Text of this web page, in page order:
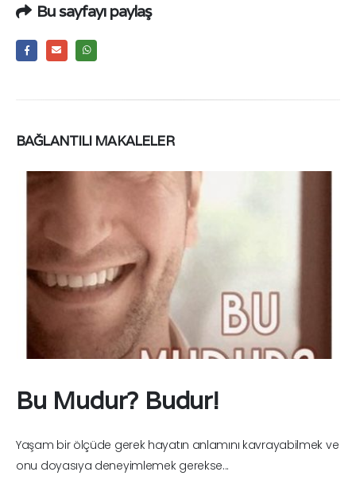
Bu sayfayı paylaş
BAĞLANTILI MAKALELER
Bu Mudur? Budur!
Yaşam bir ölçüde gerek hayatın anlamını kavrayabilmek ve
onu doyasıya deneyimlemek gerekse...